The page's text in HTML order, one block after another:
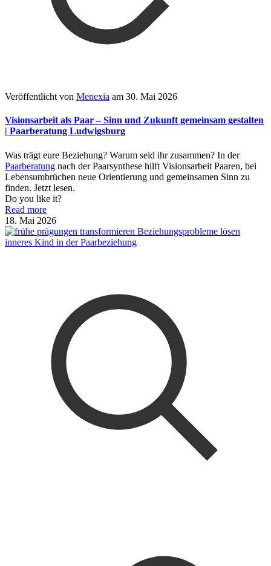
Veröffentlicht von Menexia am 30. Mai 2026
Visionsarbeit als Paar – Sinn und Zukunft gemeinsam gestalten
| Paarberatung Ludwigsburg
Was trägt eure Beziehung? Warum seid ihr zusammen? In der
Paarberatung nach der Paarsynthese hilft Visionsarbeit Paaren, bei
Lebensumbrüchen neue Orientierung und gemeinsamen Sinn zu
finden. Jetzt lesen.
Do you like it?
Read more
18. Mai 2026